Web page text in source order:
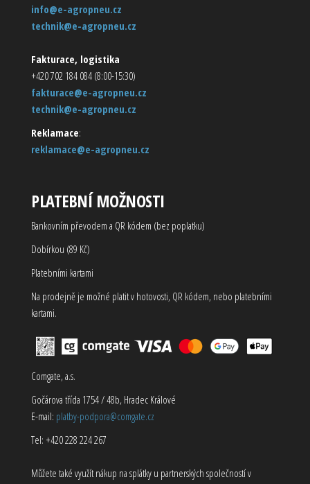
info@e-agropneu.cz
technik@e-agropneu.cz
Fakturace, logistika
+420 702 184 084 (8:00-15:30)
fakturace@e-agropneu.cz
technik@e-agropneu.cz
Reklamace:
reklamace@e-agropneu.cz
PLATEBNÍ MOŽNOSTI
Bankovním převodem a QR kódem (bez poplatku)
Dobírkou (89 Kč)
Platebními kartami
Na prodejně je možné platit v hotovosti, QR kódem, nebo platebními
kartami.
Comgate, a.s.
Gočárova třída 1754 / 48b, Hradec Králové
E-mail: platby-podpora@comgate.cz
Tel: +420 228 224 267
Můžete také využít nákup na splátky u partnerských společností v